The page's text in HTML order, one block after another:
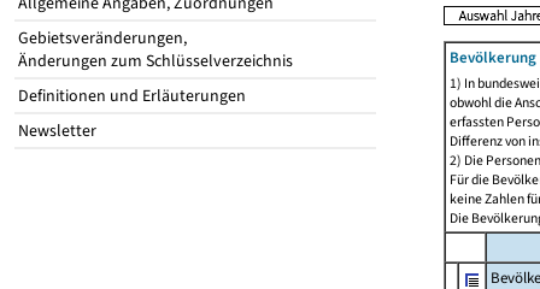
Gebietsveränderungen,
Änderungen zum Schlüsselverzeichnis
Definitionen und Erläuterungen
Newsletter
1) In
obwohl die
erfassten
Differenz von
2) Die
Für die
keine Zahlen
Die